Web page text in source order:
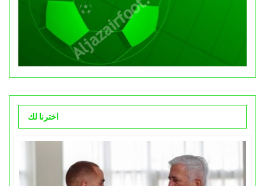
اخترنا لك